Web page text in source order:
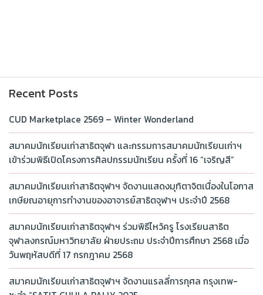
Recent Posts
CUD Marketplace 2569 – Winter Wonderland
สมาคมนักเรียนเก่าสาธิตจุฬา และกรรมการสมาคมนักเรียนเก่าฯ
เข้าร่วมพิธีเปิดโครงการศิลปกรรมนักเรียน ครั้งที่ 16 “เจริญสี”
สมาคมนักเรียนเก่าสาธิตจุฬาฯ จัดงานแสดงมุทิตาจิตเนื่องในโอกาส
เกษียณอายุการทำงานของอาจารย์สาธิตจุฬาฯ ประจำปี 2568
สมาคมนักเรียนเก่าสาธิตจุฬาฯ ร่วมพิธีไหว้ครู โรงเรียนสาธิต
จุฬาลงกรณ์มหาวิทยาลัย ฝ่ายประถม ประจำปีการศึกษา 2568 เมื่อ
วันพฤหัสบดีที่ 17 กรกฎาคม 2568
สมาคมนักเรียนเก่าสาธิตจุฬาฯ จัดงานแรลลี่การกุศล กรุงเทพ-